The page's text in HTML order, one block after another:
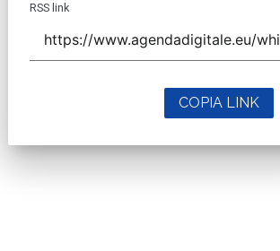
RSS link
COPIA LINK